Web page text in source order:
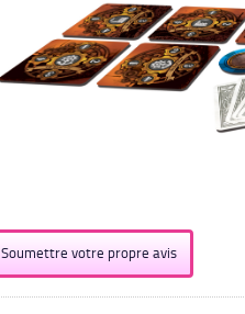
Soumettre votre propre avis